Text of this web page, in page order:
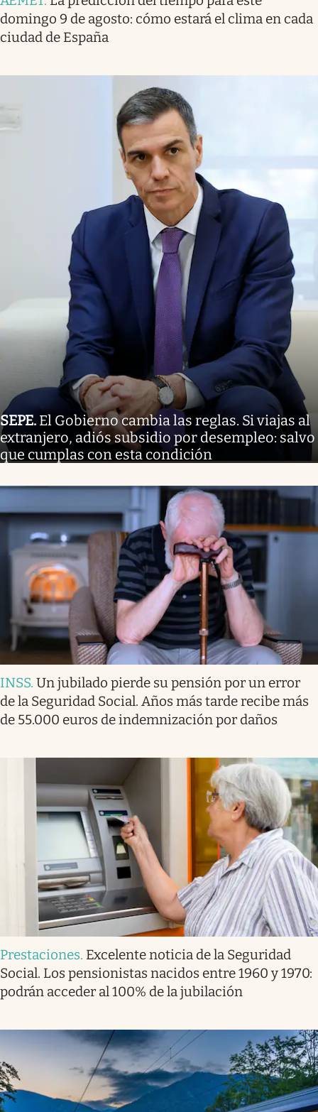
domingo 9 de agosto: cómo estará el clima en cada
ciudad de España
SEPE. El Gobierno cambia las reglas. Si viajas al
extranjero, adiós subsidio por desempleo: salvo
que cumplas con esta condición
INSS. Un jubilado pierde su pensión por un error
de la Seguridad Social. Años más tarde recibe más
de 55.000 euros de indemnización por daños
Prestaciones. Excelente noticia de la Seguridad
Social. Los pensionistas nacidos entre 1960 y 1970:
podrán acceder al 100% de la jubilación